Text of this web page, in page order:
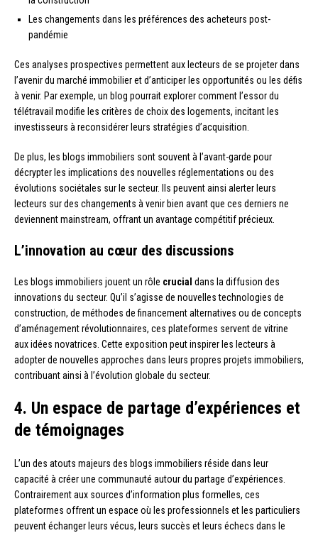
Les changements dans les préférences des acheteurs post-
pandémie
Ces analyses prospectives permettent aux lecteurs de se projeter dans
l’avenir du marché immobilier et d’anticiper les opportunités ou les défis
à venir. Par exemple, un blog pourrait explorer comment l’essor du
télétravail modifie les critères de choix des logements, incitant les
investisseurs à reconsidérer leurs stratégies d’acquisition.
De plus, les blogs immobiliers sont souvent à l’avant-garde pour
décrypter les implications des nouvelles réglementations ou des
évolutions sociétales sur le secteur. Ils peuvent ainsi alerter leurs
lecteurs sur des changements à venir bien avant que ces derniers ne
deviennent mainstream, offrant un avantage compétitif précieux.
L’innovation au cœur des discussions
Les blogs immobiliers jouent un rôle crucial dans la diffusion des
innovations du secteur. Qu’il s’agisse de nouvelles technologies de
construction, de méthodes de financement alternatives ou de concepts
d’aménagement révolutionnaires, ces plateformes servent de vitrine
aux idées novatrices. Cette exposition peut inspirer les lecteurs à
adopter de nouvelles approches dans leurs propres projets immobiliers,
contribuant ainsi à l’évolution globale du secteur.
4. Un espace de partage d’expériences et
de témoignages
L’un des atouts majeurs des blogs immobiliers réside dans leur
capacité à créer une communauté autour du partage d’expériences.
Contrairement aux sources d’information plus formelles, ces
plateformes offrent un espace où les professionnels et les particuliers
peuvent échanger leurs vécus, leurs succès et leurs échecs dans le